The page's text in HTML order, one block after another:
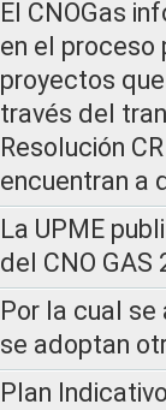
El CNOGas
en el proceso
proyectos
través del
Resolución
encuentran a
La UPME
del CNO
Por la cual
se adoptan
Plan